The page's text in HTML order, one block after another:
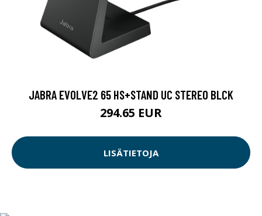
JABRA EVOLVE2 65 HS+STAND UC STEREO BLCK
294.65 EUR
LISÄTIETOJA